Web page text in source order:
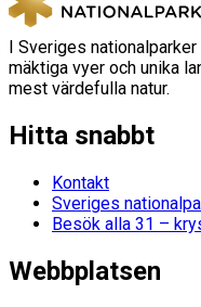
I Sveriges
mäktiga vyer och unika
mest värdefulla natur.
Hitta snabbt
Kontakt
Sveriges
Besök alla 31 –
Webbplatsen